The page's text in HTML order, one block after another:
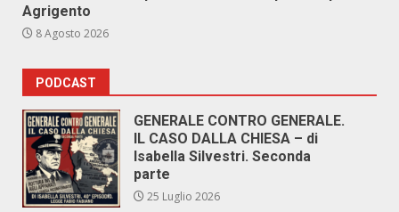
Agrigento
8 Agosto 2026
PODCAST
GENERALE CONTRO GENERALE.
IL CASO DALLA CHIESA – di
Isabella Silvestri. Seconda
parte
25 Luglio 2026